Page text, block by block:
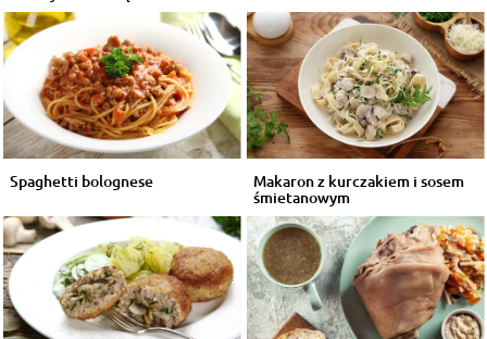
Spaghetti bolognese Makaron z kurczakiem i sosem
śmietanowym